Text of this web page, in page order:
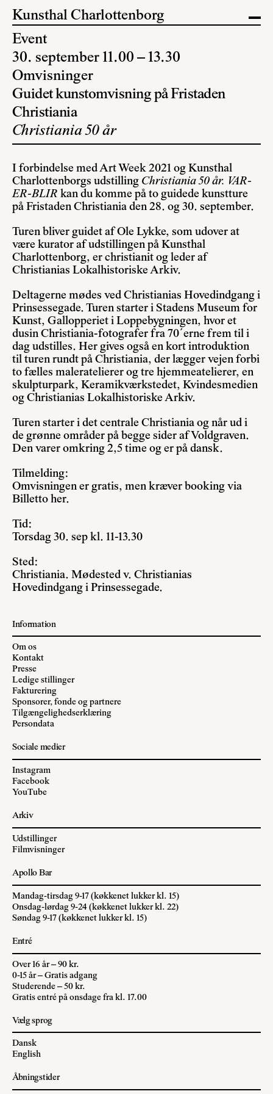
Kunsthal Charlottenborg
Event
30. september 11.00 – 13.30
Omvisninger
Guidet kunstomvisning på Fristaden
Christiania
Christiania 50 år
I forbindelse med Art Week 2021 og Kunsthal
Charlottenborgs udstilling Christiania 50 år. VAR-
ER-BLIR kan du komme på to guidede kunstture
på Fristaden Christiania den 28. og 30. september.
Turen bliver guidet af Ole Lykke, som udover at
være kurator af udstillingen på Kunsthal
Charlottenborg, er christianit og leder af
Christianias Lokalhistoriske Arkiv.
Deltagerne mødes ved Christianias Hovedindgang i
Prinsessegade. Turen starter i Stadens Museum for
Kunst, Gallopperiet i Loppebygningen, hvor et
dusin Christiania-fotografer fra 70´erne frem til i
dag udstilles. Her gives også en kort introduktion
til turen rundt på Christiania, der lægger vejen forbi
to fælles maleratelierer og tre hjemmeatelierer, en
skulpturpark, Keramikværkstedet, Kvindesmedien
og Christianias Lokalhistoriske Arkiv.
Turen starter i det centrale Christiania og når ud i
de grønne områder på begge sider af Voldgraven.
Den varer omkring 2,5 time og er på dansk.
Tilmelding:
Omvisningen er gratis, men kræver booking via
Billetto her.
Tid:
Torsdag 30. sep kl. 11-13.30
Sted:
Christiania. Mødested v. Christianias
Hovedindgang i Prinsessegade.
Information
Om os
Kontakt
Presse
Ledige stillinger
Fakturering
Sponsorer, fonde og partnere
Tilgængelighedserklæring
Persondata
Sociale medier
Instagram
Facebook
YouTube
Arkiv
Udstillinger
Filmvisninger
Apollo Bar
Mandag-tirsdag 9-17 (køkkenet lukker kl. 15)
Onsdag-lørdag 9-24 (køkkenet lukker kl. 22)
Søndag 9-17 (køkkenet lukker kl. 15)
Entré
Over 16 år – 90 kr.
0-15 år – Gratis adgang
Studerende – 50 kr.
Gratis entré på onsdage fra kl. 17.00
Vælg sprog
Dansk
English
Åbningstider